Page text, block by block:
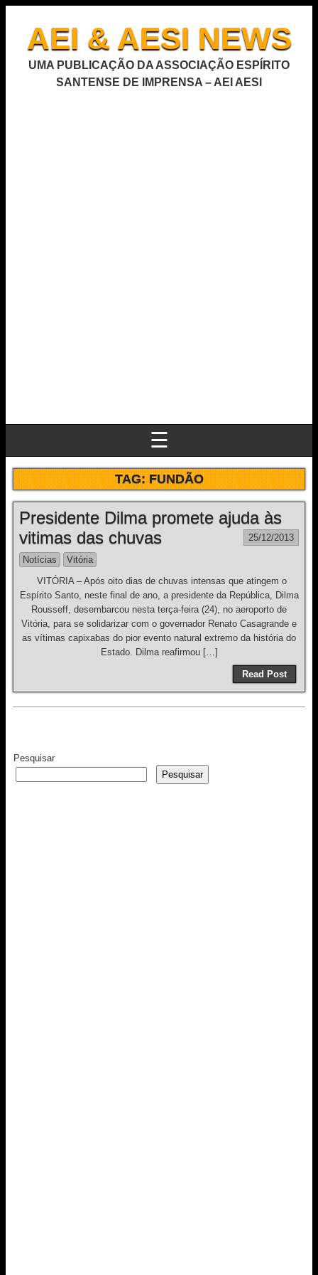
AEI & AESI NEWS
UMA PUBLICAÇÃO DA ASSOCIAÇÃO ESPÍRITO
SANTENSE DE IMPRENSA – AEI AESI
☰
TAG:FUNDÃO
Presidente Dilma promete ajuda às
vitimas das chuvas
25/12/2013
Notícias
Vitória
VITÓRIA – Após oito dias de chuvas intensas que atingem o
Espírito Santo, neste final de ano, a presidente da República, Dilma
Rousseff, desembarcou nesta terça-feira (24), no aeroporto de
Vitória, para se solidarizar com o governador Renato Casagrande e
as vítimas capixabas do pior evento natural extremo da história do
Estado. Dilma reafirmou […]
Read Post
Pesquisar
Pesquisar